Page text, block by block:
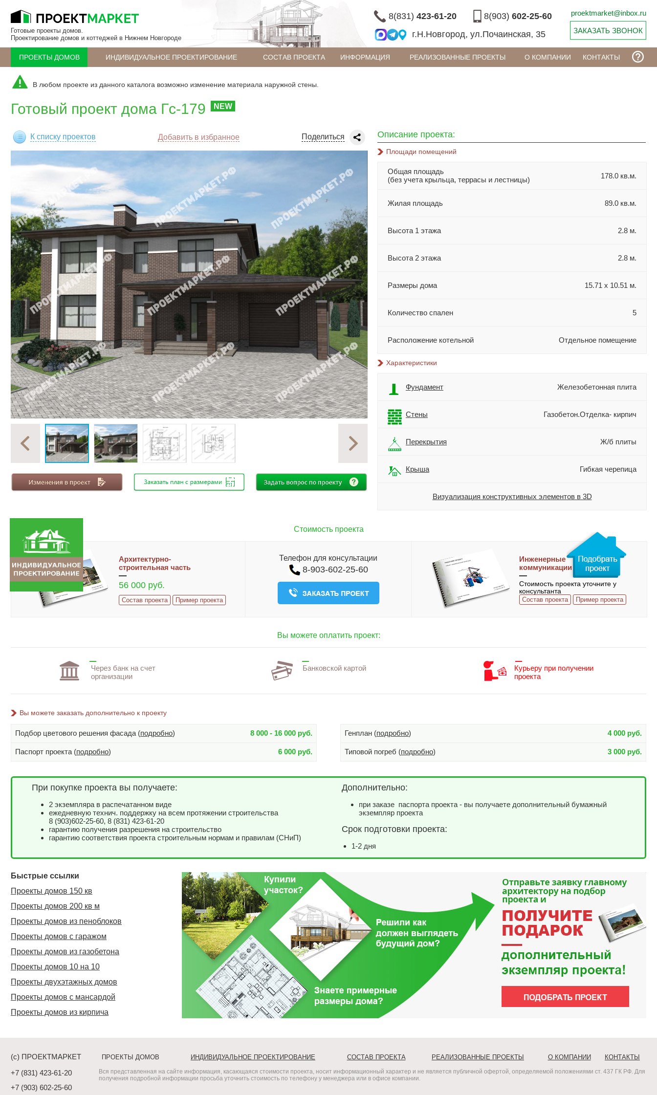
Готовые проекты домов.
Проектирование домов и коттеджей в Нижнем Новгороде
8(831) 423-61-20 8(903) 602-25-60
г.Н.Новгород, ул.Почаинская, 35
proektmarket@inbox.ru
ЗАКАЗАТЬ ЗВОНОК
ПРОЕКТЫ ДОМОВ ИНДИВИДУАЛЬНОЕ ПРОЕКТИРОВАНИЕ СОСТАВ ПРОЕКТА ИНФОРМАЦИЯ РЕАЛИЗОВАННЫЕ ПРОЕКТЫ О КОМПАНИИ КОНТАКТЫ
В любом проекте из данного каталога возможно изменение материала наружной стены.
Готовый проект дома Гс-179 NEW
К списку проектов Добавить в избранное Поделиться Описание проекта:
Площади помещений
Общая площадь
(без учета крыльца, террасы и лестницы)
178.0 кв.м.
Жилая площадь 89.0 кв.м.
Высота 1 этажа 2.8 м.
Высота 2 этажа 2.8 м.
Размеры дома 15.71 х 10.51 м.
Количество спален 5
Расположение котельной Отдельное помещение
Характеристики
Фундамент Железобетонная плита
Стены Газобетон.Отделка- кирпич
Перекрытия Ж/б плиты
Крыша Гибкая черепица
Визуализация конструктивных элементов в 3D
Стоимость проекта
Архитектурно-
строительная часть
56 000 руб.
Состав проекта Пример проекта
Телефон для консультации
8-903-602-25-60
Инженерные
коммуникации
Стоимость проекта уточните у
консультанта
Состав проекта Пример проекта
Вы можете оплатить проект:
Через банк на счет
организации
Банковской картой
Курьеру при получении
проекта
Вы можете заказать дополнительно к проекту
Подбор цветового решения фасада (подробно) 8 000 - 16 000 руб. Генплан (подробно) 4 000 руб.
Паспорт проекта (подробно) 6 000 руб. Типовой погреб (подробно) 3 000 руб.
При покупке проекта вы получаете:
2 экземпляра в распечатанном виде
ежедневную технич. поддержку на всем протяжении строительства
8 (903)602-25-60, 8 (831) 423-61-20
гарантию получения разрешения на строительство
гарантию соответствия проекта строительным нормам и правилам (СНиП)
Дополнительно:
при заказе паспорта проекта - вы получаете дополнительный бумажный
экземпляр проекта
Срок подготовки проекта:
1-2 дня
Быстрые ссылки
Проекты домов 150 кв
Проекты домов 200 кв м
Проекты домов из пеноблоков
Проекты домов с гаражом
Проекты домов из газобетона
Проекты домов 10 на 10
Проекты двухэтажных домов
Проекты домов с мансардой
Проекты домов из кирпича
(c) ПРОЕКТМАРКЕТ
+7 (831) 423-61-20
+7 (903) 602-25-60
ПРОЕКТЫ ДОМОВ ИНДИВИДУАЛЬНОЕ ПРОЕКТИРОВАНИЕ СОСТАВ ПРОЕКТА РЕАЛИЗОВАННЫЕ ПРОЕКТЫ О КОМПАНИИ КОНТАКТЫ
Вся представленная на сайте информация, касающаяся стоимости проекта, носит информационный характер и не является публичной офертой, определяемой положениями ст. 437 ГК РФ. Для
получения подробной информации просьба уточнить стоимость по телефону у менеджера или в офисе компании.